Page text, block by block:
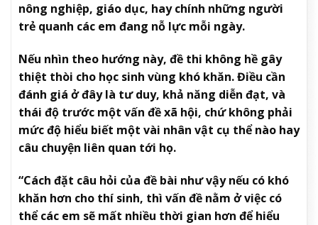
nông nghiệp, giáo dục, hay chính những người
trẻ quanh các em đang nỗ lực mỗi ngày.
Nếu nhìn theo hướng này, đề thi không hề gây
thiệt thòi cho học sinh vùng khó khăn. Điều cần
đánh giá ở đây là tư duy, khả năng diễn đạt, và
thái độ trước một vấn đề xã hội, chứ không phải
mức độ hiểu biết một vài nhân vật cụ thể nào hay
câu chuyện liên quan tới họ.
“Cách đặt câu hỏi của đề bài như vậy nếu có khó
khăn hơn cho thí sinh, thì vấn đề nằm ở việc có
thể các em sẽ mất nhiều thời gian hơn để hiểu